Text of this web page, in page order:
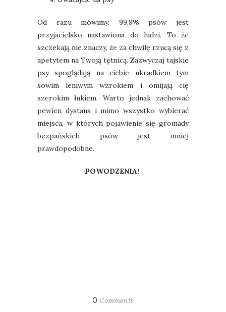
Od razu mówimy. 99,9% psów jest
przyjacielsko nastawiona do ludzi. To że
szczekają nie znaczy, że za chwilę rzucą się z
apetytem na Twoją tętnicą. Zazwyczaj tajskie
psy spoglądają na ciebie ukradkiem tym
sowim leniwym wzrokiem i omijają cię
szerokim łukiem. Warto jednak zachować
pewien dystans i mimo wszystko wybierać
miejsca, w których pojawienie się gromady
bezpańskich psów jest mniej
prawdopodobne.
POWODZENIA!
0 Comments